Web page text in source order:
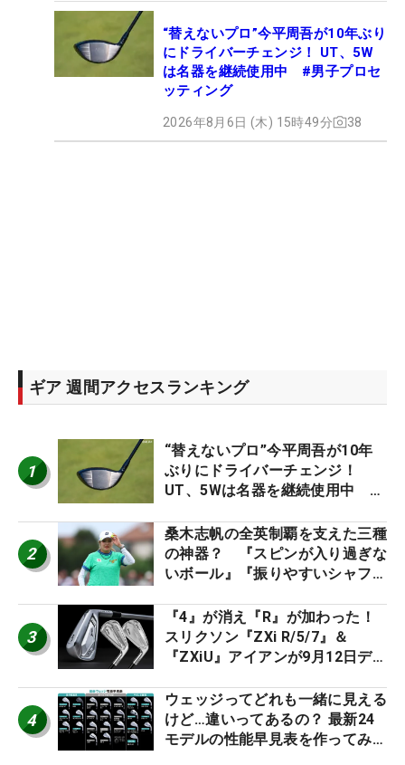
“替えないプロ”今平周吾が10年ぶり
にドライバーチェンジ！ UT、5W
は名器を継続使用中 #男子プロセ
ッティング
2026年8月6日 (木) 15時49分 38
ギア 週間アクセスランキング
1
“替えないプロ”今平周吾が10年
ぶりにドライバーチェンジ！
UT、5Wは名器を継続使用中 #
2
桑木志帆の全英制覇を支えた三種
の神器？ 『スピンが入り過ぎな
いボール』『振りやすいシャフ
ー』 #女子プロセッティング
3
『4』が消え『R』が加わった！
スリクソン『ZXi R/5/7』＆
『ZXiU』アイアンが9月12日デ
4
ウェッジってどれも一緒に見える
けど…違いってあるの？ 最新24
モデルの性能早見表を作ってみ